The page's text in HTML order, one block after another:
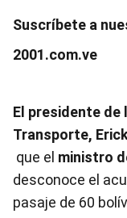
Suscríbete a
2001.com.ve
El presidente de
Transporte,
que el ministro
desconoce el
pasaje de 60